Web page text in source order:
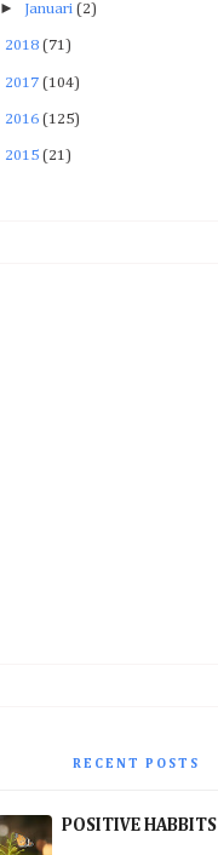
► Januari (2)
2018 (71)
2017 (104)
2016 (125)
2015 (21)
RECENT POSTS
POSITIVE HABBITS